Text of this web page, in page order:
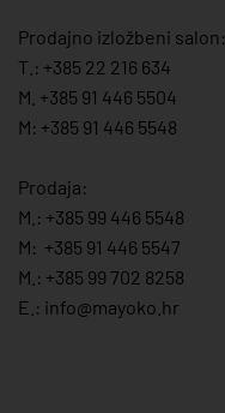
Prodajno izložbeni salon:
T.: +385 22 216 634
M. +385 91 446 5504
M: +385 91 446 5548
Prodaja:
M.: +385 99 446 5548
M: +385 91 446 5547
M.: +385 99 702 8258
E.: info@mayoko. hr